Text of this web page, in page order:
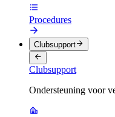
Procedures
Clubsupport
Clubsupport
Ondersteuning voor